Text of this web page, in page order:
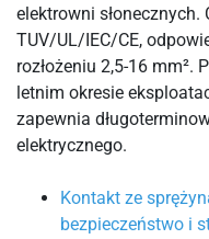
elektrowni
TUV/UL/IEC/CE,
rozłożeniu 2,5-16 mm².
letnim okresie
zapewnia
elektrycznego.
Kontakt ze
bezpieczeństwo i